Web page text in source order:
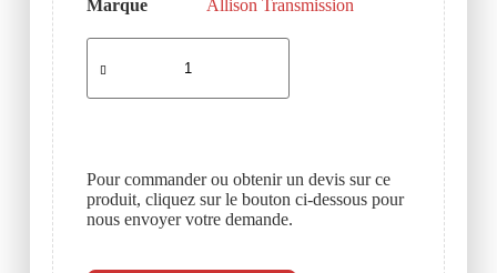
Marque
Allison Transmission
Pour commander ou obtenir un devis sur ce
produit, cliquez sur le bouton ci-dessous pour
nous envoyer votre demande.